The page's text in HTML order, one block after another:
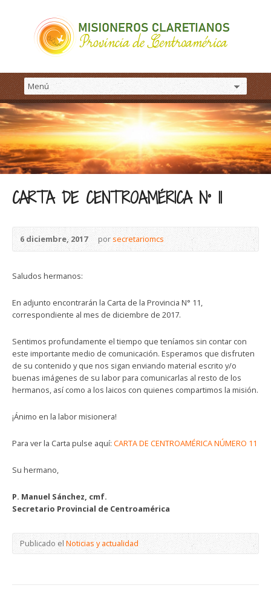
CARTA DE CENTROAMÉRICA N° 11
6 diciembre, 2017 por secretariomcs
Saludos hermanos:
En adjunto encontrarán la Carta de la Provincia N° 11,
correspondiente al mes de diciembre de 2017.
Sentimos profundamente el tiempo que teníamos sin contar con
este importante medio de comunicación. Esperamos que disfruten
de su contenido y que nos sigan enviando material escrito y/o
buenas imágenes de su labor para comunicarlas al resto de los
hermanos, así como a los laicos con quienes compartimos la misión.
¡Ánimo en la labor misionera!
Para ver la Carta pulse aquí: CARTA DE CENTROAMÉRICA NÚMERO 11
Su hermano,
P. Manuel Sánchez, cmf.
Secretario Provincial de Centroamérica
Publicado el Noticias y actualidad